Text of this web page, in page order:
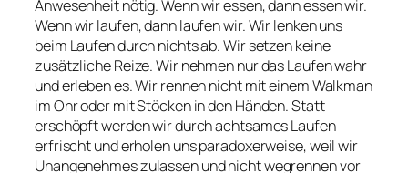
Anwesenheit nötig. Wenn wir essen, dann essen wir.
Wenn wir laufen, dann laufen wir. Wir lenken uns
beim Laufen durch nichts ab. Wir setzen keine
zusätzliche Reize. Wir nehmen nur das Laufen wahr
und erleben es. Wir rennen nicht mit einem Walkman
im Ohr oder mit Stöcken in den Händen. Statt
erschöpft werden wir durch achtsames Laufen
erfrischt und erholen uns paradoxerweise, weil wir
Unangenehmes zulassen und nicht wegrennen vor